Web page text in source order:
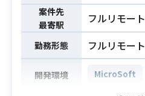
案件先
最寄駅
フルリモート
勤務形態 フルリモート
開発環境 MicroSoft